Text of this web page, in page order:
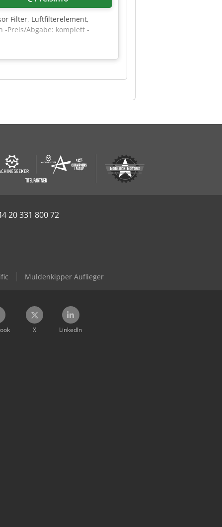
Filter, Luftfilterelement,
-Preis/Abgabe: komplett -
20 331 800 72
Muldenkipper Auflieger
X LinkedIn